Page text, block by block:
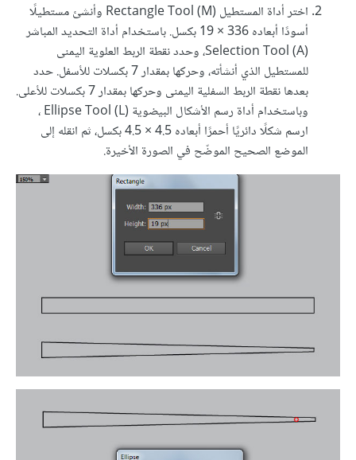
اختر أداة المستطيل Rectangle Tool (M) وأنشئ مستطيلًا
أسودًا أبعاده 336 × 19 بكسل. باستخدام أداة التحديد المباشر
Selection Tool (A)، وحدد نقطة الربط العلوية اليمنى
للمستطيل الذي أنشأته، وحركها بمقدار 7 بكسلات للأسفل. حدد
بعدها نقطة الربط السفلية اليمنى وحركها بمقدار 7 بكسلات للأعلى.
وباستخدام أداة رسم الأشكال البيضوية Ellipse Tool (L) ،
ارسم شكلًا دائريًا أحمرًا أبعاده 4.5 × 4.5 بكسل، ثم انقله إلى
الموضع الصحيح الموضّح في الصورة الأخيرة.